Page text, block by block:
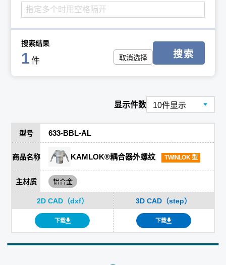
搜索结果
1 件 取消选择 搜索
显示件数
型号 633-BBL-AL
商品名称 KAMLOK®耦合器外螺纹 TWINLOK 型
主材质 铝合金
2D CAD（dxf）
下载
3D CAD（step）
下载